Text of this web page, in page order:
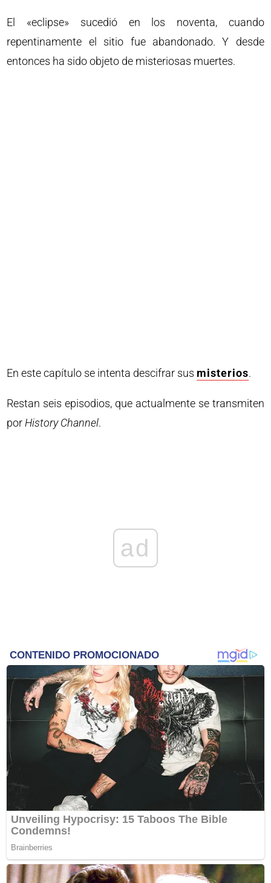
El «eclipse» sucedió en los noventa, cuando
repentinamente el sitio fue abandonado. Y desde
entonces ha sido objeto de misteriosas muertes.
En este capítulo se intenta descifrar sus misterios.
Restan seis episodios, que actualmente se transmiten
por History Channel.
ad